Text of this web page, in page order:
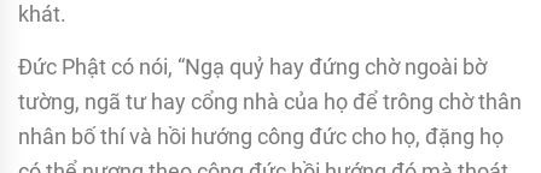
khát.
Ðức Phật có nói, “Ngạ quỷ hay đứng chờ ngoài bờ
tường, ngã tư hay cổng nhà của họ để trông chờ thân
nhân bố thí và hồi hướng công đức cho họ, đặng họ